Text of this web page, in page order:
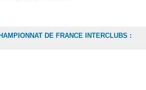
DE FRANCE INTERCLUBS :